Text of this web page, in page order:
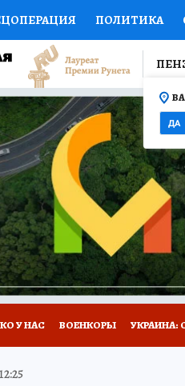
ПОЛИТИКА
СПОРТ
ФИНАНСЫ
НА СПОРТ
ТЕЛЕВИЗОР
ТЕСТЫ НОВОЕ НА САЙТЕ
ДА
У НАС ВОЕНКОРЫ УКРАИНА: